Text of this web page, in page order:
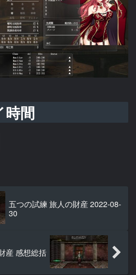
時間
五つの試練 旅人の財産 2022-08-
30
産 感想総括